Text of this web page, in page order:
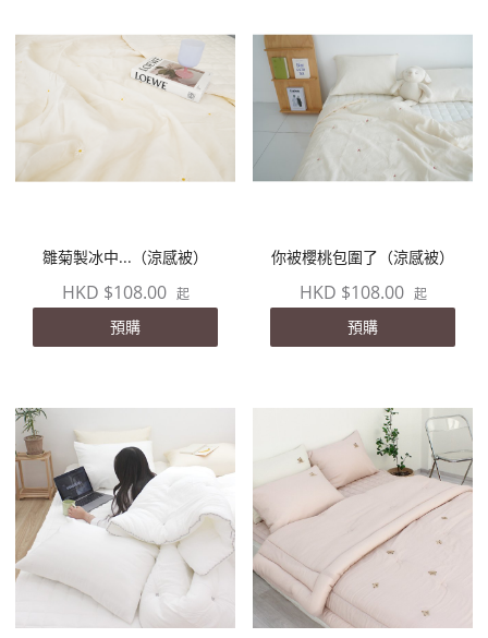
雛菊製冰中...（涼感被）
HKD $108.00 起
預購
你被櫻桃包圍了（涼感被）
HKD $108.00 起
預購